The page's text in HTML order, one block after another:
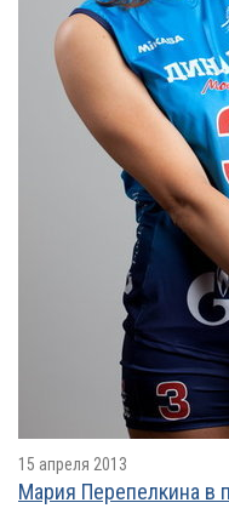
15 апреля 2013
Мария Перепелкина в